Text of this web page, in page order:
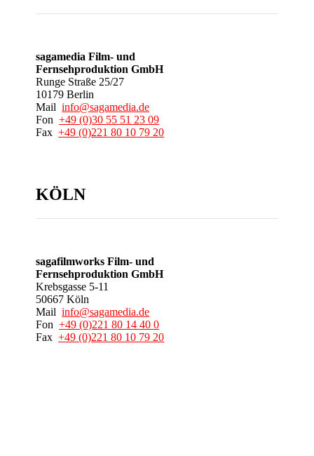
sagamedia Film- und
Fernsehproduktion GmbH
Runge Straße 25/27
10179 Berlin
Mailinfo@sagamedia.de
Fon+49 (0)30 55 51 23 09
Fax+49 (0)221 80 10 79 20
KÖLN
sagafilmworks Film- und
Fernsehproduktion GmbH
Krebsgasse 5-11
50667 Köln
Mailinfo@sagamedia.de
Fon+49 (0)221 80 14 40 0
Fax+49 (0)221 80 10 79 20